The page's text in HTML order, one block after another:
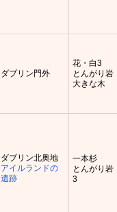
ダブリン門外
花・白3
とんがり岩
大きな木
ダブリン北奥地
アイルランドの
遺跡
一本杉
とんがり岩
3